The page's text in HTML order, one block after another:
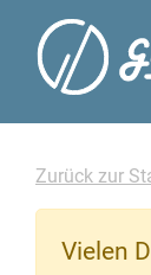
Zurück zur
Vielen